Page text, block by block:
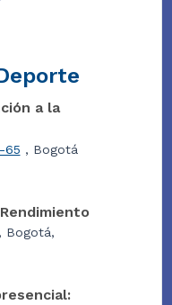
a la
65 , Bogotá
, Bogotá,